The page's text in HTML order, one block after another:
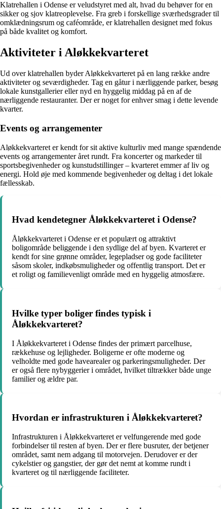
Klatrehallen i Odense er veludstyret med alt, hvad du behøver for en
sikker og sjov klatreoplevelse. Fra greb i forskellige sværhedsgrader til
omklædningsrum og caféområde, er klatrehallen designet med fokus
på både kvalitet og komfort.
Aktiviteter i Aløkkekvarteret
Ud over klatrehallen byder Aløkkekvarteret på en lang række andre
aktiviteter og seværdigheder. Tag en gåtur i nærliggende parker, besøg
lokale kunstgallerier eller nyd en hyggelig middag på en af de
nærliggende restauranter. Der er noget for enhver smag i dette levende
kvarter.
Events og arrangementer
Aløkkekvarteret er kendt for sit aktive kulturliv med mange spændende
events og arrangementer året rundt. Fra koncerter og markeder til
sportsbegivenheder og kunstudstillinger – kvarteret emmer af liv og
energi. Hold øje med kommende begivenheder og deltag i det lokale
fællesskab.
Hvad kendetegner Åløkkekvarteret i Odense?
Åløkkekvarteret i Odense er et populært og attraktivt
boligområde beliggende i den sydlige del af byen. Kvarteret er
kendt for sine grønne områder, legepladser og gode faciliteter
såsom skoler, indkøbsmuligheder og offentlig transport. Det er
et roligt og familievenligt område med en hyggelig atmosfære.
Hvilke typer boliger findes typisk i
Åløkkekvarteret?
I Åløkkekvarteret i Odense findes der primært parcelhuse,
rækkehuse og lejligheder. Boligerne er ofte moderne og
velholdte med gode havearealer og parkeringsmuligheder. Der
er også flere nybyggerier i området, hvilket tiltrækker både unge
familier og ældre par.
Hvordan er infrastrukturen i Åløkkekvarteret?
Infrastrukturen i Åløkkekvarteret er velfungerende med gode
forbindelser til resten af byen. Der er flere busruter, der betjener
området, samt nem adgang til motorvejen. Derudover er der
cykelstier og gangstier, der gør det nemt at komme rundt i
kvarteret og til nærliggende faciliteter.